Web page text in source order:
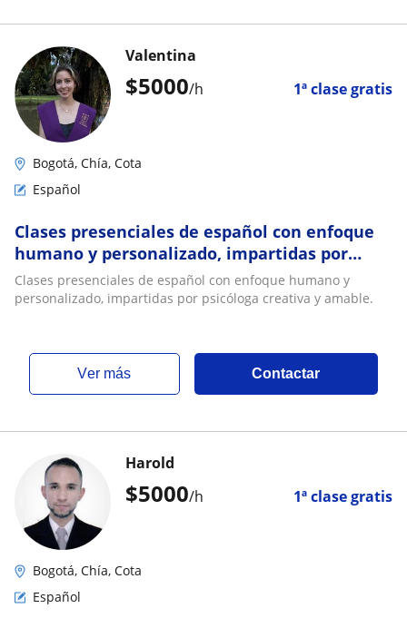
$5000/h 1ª clase gratis
Valentina
Bogotá, Chía, Cota
Español
Clases presenciales de español con enfoque
humano y personalizado, impartidas por
psicóloga creativa y amable
Clases presenciales de español con enfoque humano y
personalizado, impartidas por psicóloga creativa y amable.
ver más Contactar
$5000/h 1ª clase gratis
Harold
Bogotá, Chía, Cota
Español